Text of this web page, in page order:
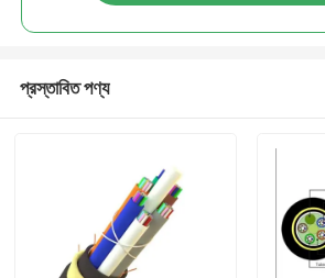
প্রস্তাবিত পণ্য